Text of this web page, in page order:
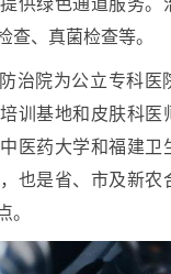
供绿色通道服务。
查、真菌检查等。
治院为公立专科医
训基地和皮肤科医
医药大学和福建卫
也是省、市及新农
。